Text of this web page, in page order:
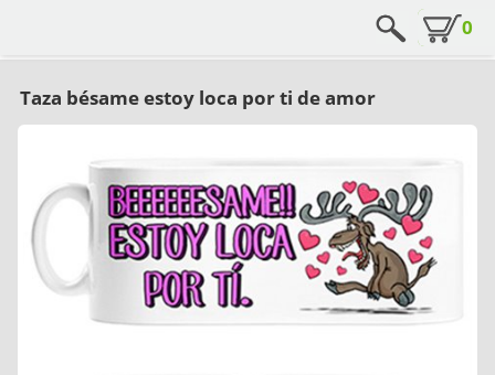
0
Taza bésame estoy loca por ti de amor